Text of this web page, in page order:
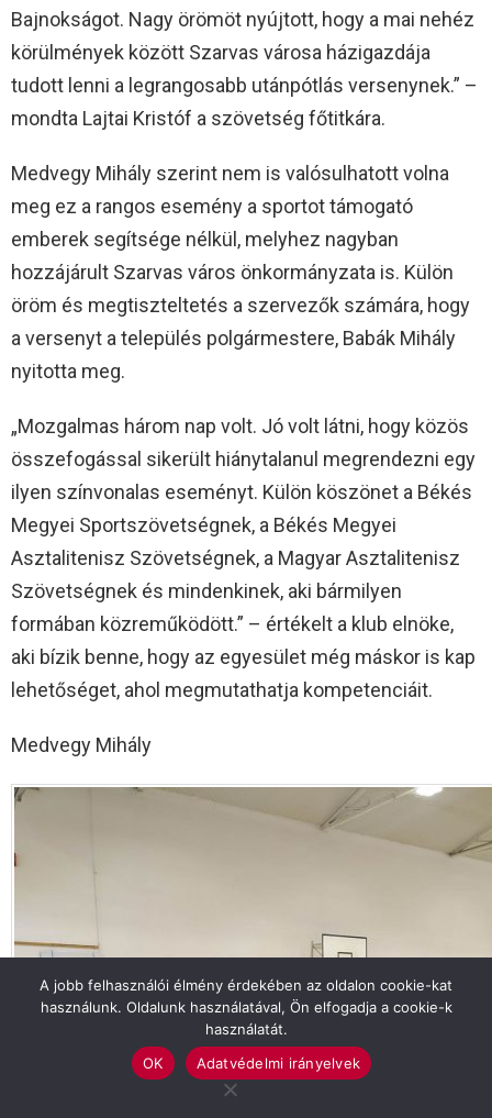
Bajnokságot. Nagy örömöt nyújtott, hogy a mai nehéz
körülmények között Szarvas városa házigazdája
tudott lenni a legrangosabb utánpótlás versenynek.” –
mondta Lajtai Kristóf a szövetség főtitkára.
Medvegy Mihály szerint nem is valósulhatott volna
meg ez a rangos esemény a sportot támogató
emberek segítsége nélkül, melyhez nagyban
hozzájárult Szarvas város önkormányzata is. Külön
öröm és megtiszteltetés a szervezők számára, hogy
a versenyt a település polgármestere, Babák Mihály
nyitotta meg.
„Mozgalmas három nap volt. Jó volt látni, hogy közös
összefogással sikerült hiánytalanul megrendezni egy
ilyen színvonalas eseményt. Külön köszönet a Békés
Megyei Sportszövetségnek, a Békés Megyei
Asztalitenisz Szövetségnek, a Magyar Asztalitenisz
Szövetségnek és mindenkinek, aki bármilyen
formában közreműködött.” – értékelt a klub elnöke,
aki bízik benne, hogy az egyesület még máskor is kap
lehetőséget, ahol megmutathatja kompetenciáit.
Medvegy Mihály
A jobb felhasználói élmény érdekében az oldalon cookie-kat
használunk. Oldalunk használatával, Ön elfogadja a cookie-k
használatát.
OK
Adatvédelmi irányelvek